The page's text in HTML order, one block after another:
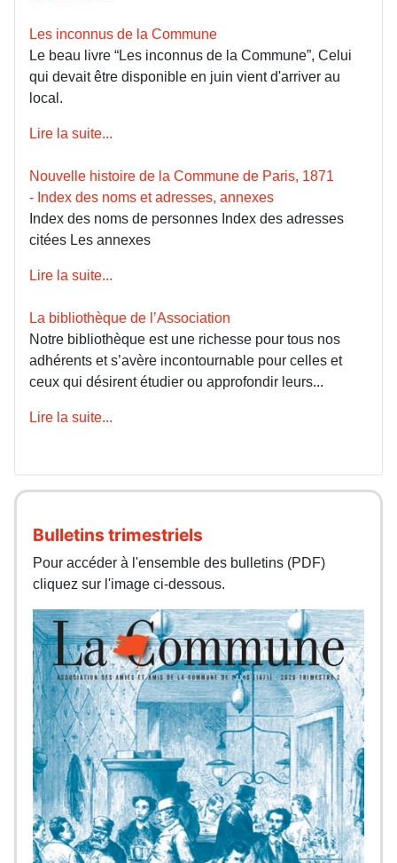
Les inconnus de la Commune
Le beau livre “Les inconnus de la Commune”, Celui
qui devait être disponible en juin vient d'arriver au
local.
Lire la suite...
Nouvelle histoire de la Commune de Paris, 1871
- Index des noms et adresses, annexes
Index des noms de personnes Index des adresses
citées Les annexes
Lire la suite...
La bibliothèque de l’Association
Notre bibliothèque est une richesse pour tous nos
adhérents et s’avère incontournable pour celles et
ceux qui désirent étudier ou approfondir leurs...
Lire la suite...
Bulletins trimestriels
Pour accéder à l'ensemble des bulletins (PDF)
cliquez sur l'image ci-dessous.